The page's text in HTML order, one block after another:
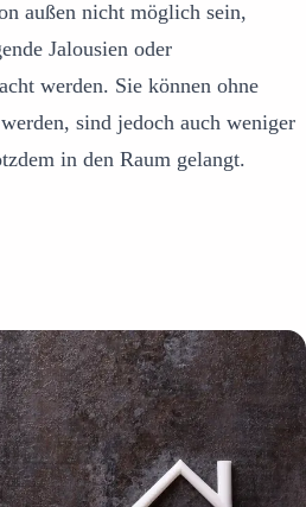
außen nicht möglich sein,
Jalousien oder
werden. Sie können ohne
sind jedoch auch weniger
in den Raum gelangt.